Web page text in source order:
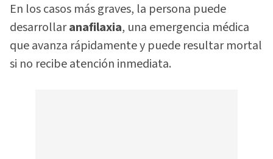
En los casos más graves, la persona puede
desarrollaranafilaxia, una emergencia médica
que avanza rápidamente y puede resultar mortal
si no recibe atención inmediata.